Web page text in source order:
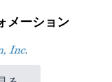
メーション